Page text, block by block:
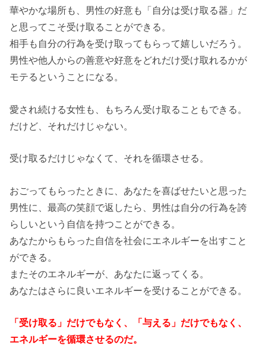
華やかな場所も、男性の好意も「自分は受け取る器」だ
と思ってこそ受け取ることができる。
相手も自分の行為を受け取ってもらって嬉しいだろう。
男性や他人からの善意や好意をどれだけ受け取れるかが
モテるということになる。
愛され続ける女性も、もちろん受け取ることもできる。
だけど、それだけじゃない。
受け取るだけじゃなくて、それを循環させる。
おごってもらったときに、あなたを喜ばせたいと思った
男性に、最高の笑顔で返したら、男性は自分の行為を誇
らしいという自信を持つことができる。
あなたからもらった自信を社会にエネルギーを出すこと
ができる。
またそのエネルギーが、あなたに返ってくる。
あなたはさらに良いエネルギーを受けることができる。
「受け取る」だけでもなく、「与える」だけでもなく、
エネルギーを循環させるのだ。